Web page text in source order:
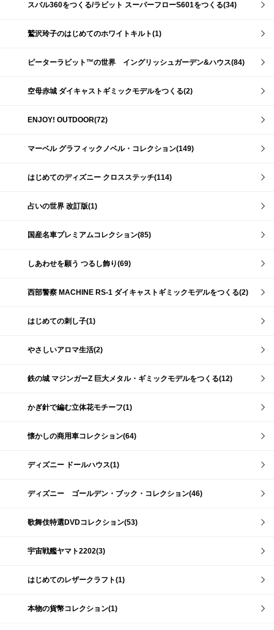
スバル360をつくる/ラビット スーパーフローS601をつくる(34)
鷲沢玲子のはじめてのホワイトキルト(1)
ピーターラビット™の世界 イングリッシュガーデン&ハウス(84)
空母赤城 ダイキャストギミックモデルをつくる(2)
ENJOY! OUTDOOR(72)
マーベル グラフィックノベル・コレクション(149)
はじめてのディズニー クロスステッチ(114)
占いの世界 改訂版(1)
国産名車プレミアムコレクション(85)
しあわせを願う つるし飾り(69)
西部警察 MACHINE RS-1 ダイキャストギミックモデルをつくる(2)
はじめての刺し子(1)
やさしいアロマ生活(2)
鉄の城 マジンガーZ 巨大メタル・ギミックモデルをつくる(12)
かぎ針で編む立体花モチーフ(1)
懐かしの商用車コレクション(64)
ディズニー ドールハウス(1)
ディズニー ゴールデン・ブック・コレクション(46)
歌舞伎特選DVDコレクション(53)
宇宙戦艦ヤマト2202(3)
はじめてのレザークラフト(1)
本物の貨幣コレクション(1)